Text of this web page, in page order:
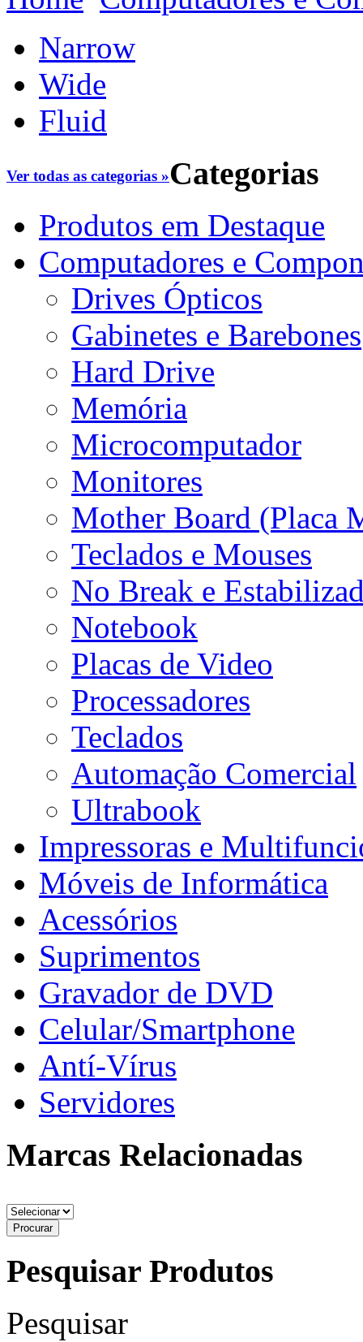
Narrow
Wide
Fluid
Ver todas as categorias »Categorias
Produtos em Destaque
Computadores e
Drives Ópticos
Gabinetes e Barebones
Hard Drive
Memória
Microcomputador
Monitores
Mother Board (Placa
Teclados e Mouses
No Break e
Notebook
Placas de Video
Processadores
Teclados
Automação Comercial
Ultrabook
Impressoras e
Móveis de Informática
Acessórios
Suprimentos
Gravador de DVD
Celular/Smartphone
Antí-Vírus
Servidores
Marcas Relacionadas
Pesquisar Produtos
Pesquisar